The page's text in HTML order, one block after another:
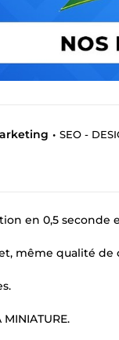
• SEO -
en 0,5 seconde
même qualité